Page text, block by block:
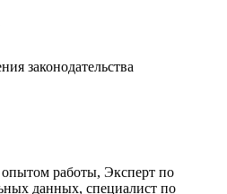
законодательства
работы, Эксперт по
данных, специалист по